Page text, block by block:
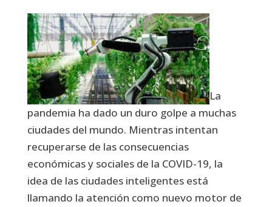
La
pandemia ha dado un duro golpe a muchas
ciudades del mundo. Mientras intentan
recuperarse de las consecuencias
económicas y sociales de la COVID-19, la
idea de las ciudades inteligentes está
llamando la atención como nuevo motor de